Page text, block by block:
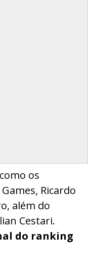
os
Ricardo
além do
Cestari.
do ranking